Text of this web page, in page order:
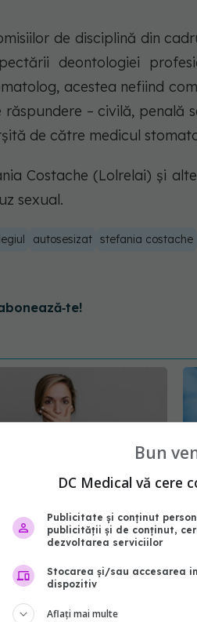
de disciplină din
deontologiei
acestea nefiind
– civilă, penală
de către medicul
Costache (Lolrelai) și
sexual.
autosesizat stefania costache
alimente
Distrug smalțul și
gingiile
Bun
DC Medical vă cere
Publicitate și conținut
publicității și de conținut,
dezvoltarea serviciilor
Stocarea și/sau accesarea
dispozitiv
Aflați mai multe